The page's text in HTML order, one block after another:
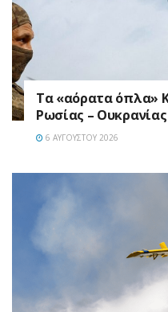
Τα «αόρατα όπλα»
Ρωσίας – Ουκρανίας
6 ΑΥΓΟΎΣΤΟΥ 2026